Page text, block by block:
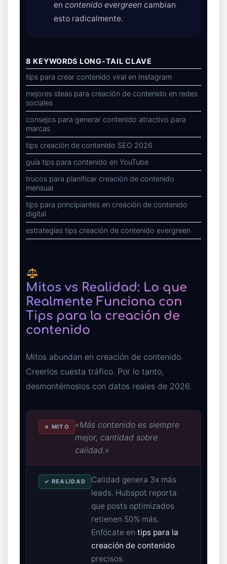
encontenido evergreen cambian
esto radicalmente.
8 KEYWORDS LONG-TAIL CLAVE
tips para crear contenido viral en Instagram
mejores ideas para creación de contenido en redes
sociales
consejos para generar contenido atractivo para
marcas
tips creación de contenido SEO 2026
guía tips para contenido en YouTube
trucos para planificar creación de contenido
mensual
tips para principiantes en creación de contenido
digital
estrategias tips creación de contenido evergreen
Mitos vs Realidad: Lo que
Realmente Funciona con
Tips para la creación de
contenido
Mitos abundan en creación de contenido.
Creerlos cuesta tráfico. Por lo tanto,
desmontémoslos con datos reales de 2026.
✗ MITO
«Más contenido es siempre
mejor, cantidad sobre
calidad.»
✓ REALIDAD
Calidad genera 3x más
leads. Hubspot reporta
que posts optimizados
retienen 50% más.
Enfócate entips para la
creación de contenido
precisos.